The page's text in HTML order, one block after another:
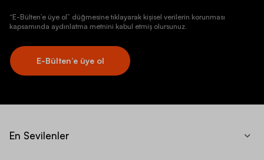
“E-Bülten’e üye ol” düğmesine tıklayarak kişisel verilerin korunması
kapsamında aydınlatma metnini kabul etmiş olursunuz.
E-Bülten’e üye ol
En Sevilenler